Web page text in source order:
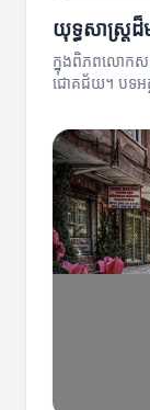
យុទ្ធសាស្ត្រ
ក្នុងពិភពលោកស
ជោគជ័យ។ បទអត្